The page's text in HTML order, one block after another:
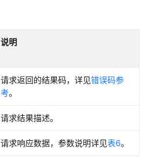
说明
请求返回的结果码，详见错误码参
考。
请求结果描述。
请求响应数据，参数说明详见表6。